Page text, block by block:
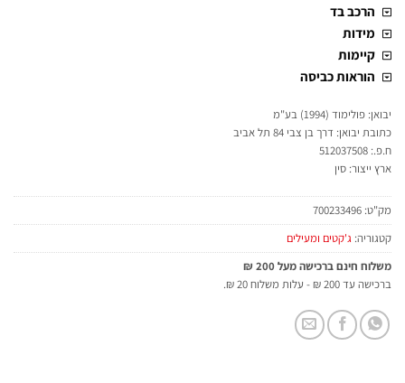
הרכב בד
מידות
קיימות
הוראות כביסה
יבואן: פולימוד (1994) בע"מ
כתובת יבואן: דרך בן צבי 84 תל אביב
ח.פ.: 512037508
ארץ ייצור: סין
מק"ט: 700233496
קטגוריה: ג'קטים ומעילים
משלוח חינם ברכישה מעל 200 ₪
ברכישה עד 200 ₪ - עלות משלוח 20 ₪.